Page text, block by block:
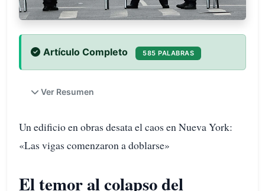
Artículo Completo 585 PALABRAS
Ver Resumen
Un edificio en obras desata el caos en Nueva York:
«Las vigas comenzaron a doblarse»
El temor al colapso del